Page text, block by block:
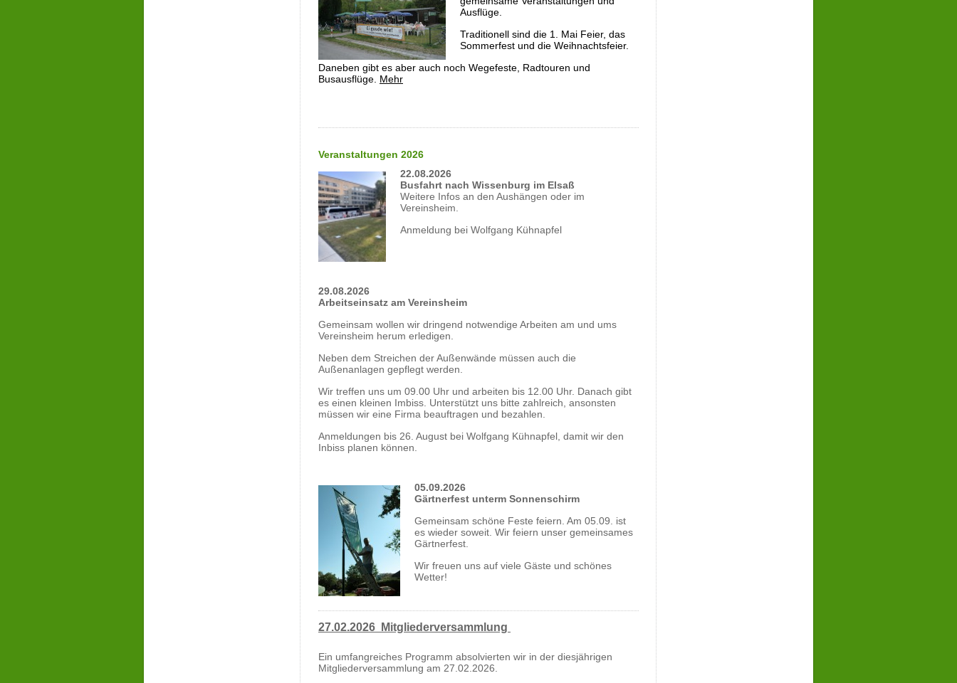
Ausflüge.
Traditionell sind die 1. Mai Feier, das
Sommerfest und die Weihnachtsfeier.
Daneben gibt es aber auch noch Wegefeste, Radtouren und
Busausflüge. Mehr
Veranstaltungen 2026
22.08.2026
Busfahrt nach Wissenburg im Elsaß
Weitere Infos an den Aushängen oder im
Vereinsheim.
Anmeldung bei Wolfgang Kühnapfel
29.08.2026
Arbeitseinsatz am Vereinsheim
Gemeinsam wollen wir dringend notwendige Arbeiten am und ums
Vereinsheim herum erledigen.
Neben dem Streichen der Außenwände müssen auch die
Außenanlagen gepflegt werden.
Wir treffen uns um 09.00 Uhr und arbeiten bis 12.00 Uhr. Danach gibt
es einen kleinen Imbiss. Unterstützt uns bitte zahlreich, ansonsten
müssen wir eine Firma beauftragen und bezahlen.
Anmeldungen bis 26. August bei Wolfgang Kühnapfel, damit wir den
Inbiss planen können.
05.09.2026
Gärtnerfest unterm Sonnenschirm
Gemeinsam schöne Feste feiern. Am 05.09. ist
es wieder soweit. Wir feiern unser gemeinsames
Gärtnerfest.
Wir freuen uns auf viele Gäste und schönes
Wetter!
27.02.2026 Mitgliederversammlung
Ein umfangreiches Programm absolvierten wir in der diesjährigen
Mitgliederversammlung am 27.02.2026.